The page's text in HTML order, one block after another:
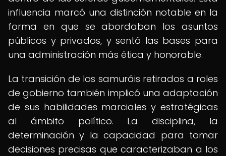
influencia marcó una distinción notable en la
forma en que se abordaban los asuntos
públicos y privados, y sentó las bases para
una administración más ética y honorable.
La transición de los samuráis retirados a roles
de gobierno también implicó una adaptación
de sus habilidades marciales y estratégicas
al ámbito político. La disciplina, la
determinación y la capacidad para tomar
decisiones precisas que caracterizaban a los